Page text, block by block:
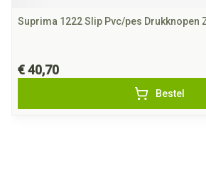
Suprima 1222 Slip Pvc/pes Drukknopen
€ 40,70
Bestel